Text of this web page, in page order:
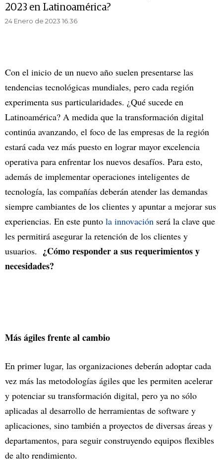
2023 en Latinoamérica?
24 Enero de 2023 16.36
Con el inicio de un nuevo año suelen presentarse las
tendencias tecnológicas mundiales, pero cada región
experimenta sus particularidades. ¿Qué sucede en
Latinoamérica? A medida que la transformación digital
continúa avanzando, el foco de las empresas de la región
estará cada vez más puesto en lograr mayor excelencia
operativa para enfrentar los nuevos desafíos. Para esto,
además de implementar operaciones inteligentes de
tecnología, las compañías deberán atender las demandas
siempre cambiantes de los clientes y apuntar a mejorar sus
experiencias. En este punto la innovación será la clave que
les permitirá asegurar la retención de los clientes y
usuarios. ¿Cómo responder a sus requerimientos y
necesidades?
Más ágiles frente al cambio
En primer lugar, las organizaciones deberán adoptar cada
vez más las metodologías ágiles que les permiten acelerar
y potenciar su transformación digital, pero ya no sólo
aplicadas al desarrollo de herramientas de software y
aplicaciones, sino también a proyectos de diversas áreas y
departamentos, para seguir construyendo equipos flexibles
de alto rendimiento.